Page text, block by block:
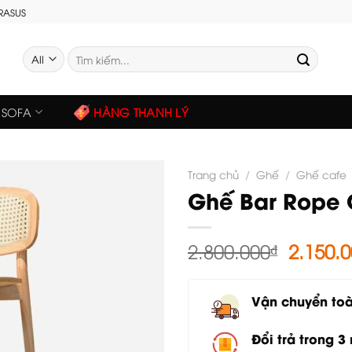
Tìm
kiếm:
SOFA HÀNG THANH LÝ
Trang chủ / Ghế / Ghế cafe
Ghế Bar Rope
2.800.000₫ Giá
gốc
Vận chuyển
Đổi trả trong 3